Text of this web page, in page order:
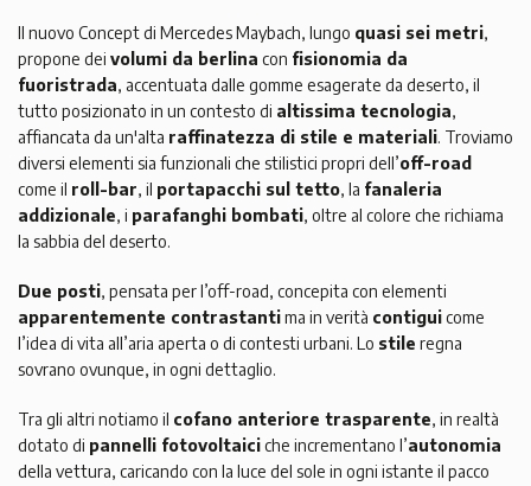
Il nuovo Concept di Mercedes Maybach, lungo quasi sei metri,
propone dei volumi da berlina con fisionomia da
fuoristrada, accentuata dalle gomme esagerate da deserto, il
tutto posizionato in un contesto di altissima tecnologia,
affiancata da un'alta raffinatezza di stile e materiali. Troviamo
diversi elementi sia funzionali che stilistici propri dell’off-road
come il roll-bar, il portapacchi sul tetto, la fanaleria
addizionale, i parafanghi bombati, oltre al colore che richiama
la sabbia del deserto.
Due posti, pensata per l’off-road, concepita con elementi
apparentemente contrastantima in verità contiguicome
l’idea di vita all’aria aperta o di contesti urbani. Lo stile regna
sovrano ovunque, in ogni dettaglio.
Tra gli altri notiamo il cofano anteriore trasparente, in realtà
dotato di pannelli fotovoltaiciche incrementano l’autonomia
della vettura, caricando con la luce del sole in ogni istante il pacco